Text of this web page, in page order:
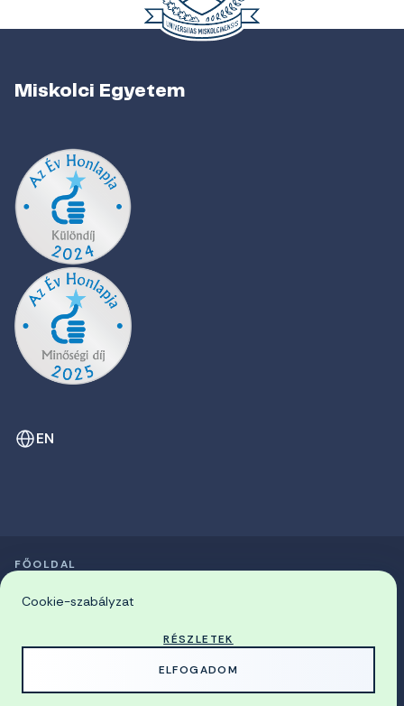
Miskolci Egyetem
EN
© 2026 Miskolci Egyetem
FŐOLDAL
Cookie-szabályzat
RÉSZLETEK
ELFOGADOM